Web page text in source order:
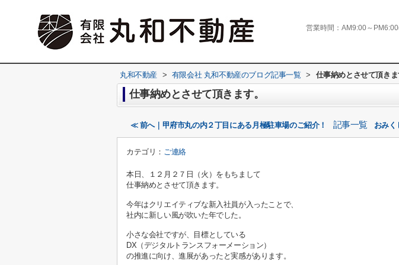
営業時間： AM9:00～
丸和不動産 > 有限会社 丸和不動産のブログ記事一覧 > 仕事納めとさせて頂きま
仕事納めとさせて頂きます。
≪ 前へ｜甲府市丸の内２丁目にある月極駐車場のご紹介！ 記事一覧 おみ
カテゴリ： ご連絡
本日、１２月２７日（火）をもちまして
仕事納めとさせて頂きます。
今年はクリエイティブな新入社員が入ったことで、
社内に新しい風が吹いた年でした。
小さな会社ですが、目標としている
DX（デジタルトランスフォーメーション）
の推進に向け、進展があったと実感があります。